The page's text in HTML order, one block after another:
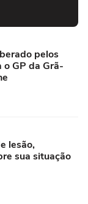
pelos
GP da Grã-
lesão,
sua situação